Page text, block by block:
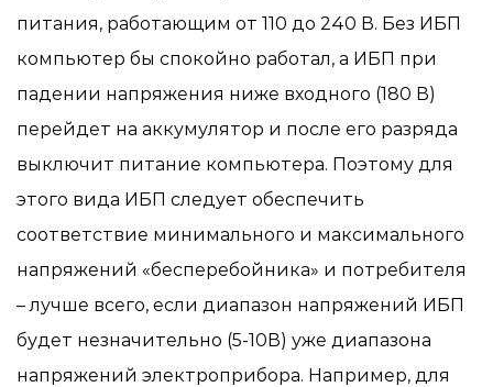
питания, работающим от 110 до 240 В. Без ИБП
компьютер бы спокойно работал, а ИБП при
падении напряжения ниже входного (180 В)
перейдет на аккумулятор и после его разряда
выключит питание компьютера. Поэтому для
этого вида ИБП следует обеспечить
соответствие минимального и максимального
напряжений «бесперебойника» и потребителя
– лучше всего, если диапазон напряжений ИБП
будет незначительно (5-10В) уже диапазона
напряжений электроприбора. Например, для